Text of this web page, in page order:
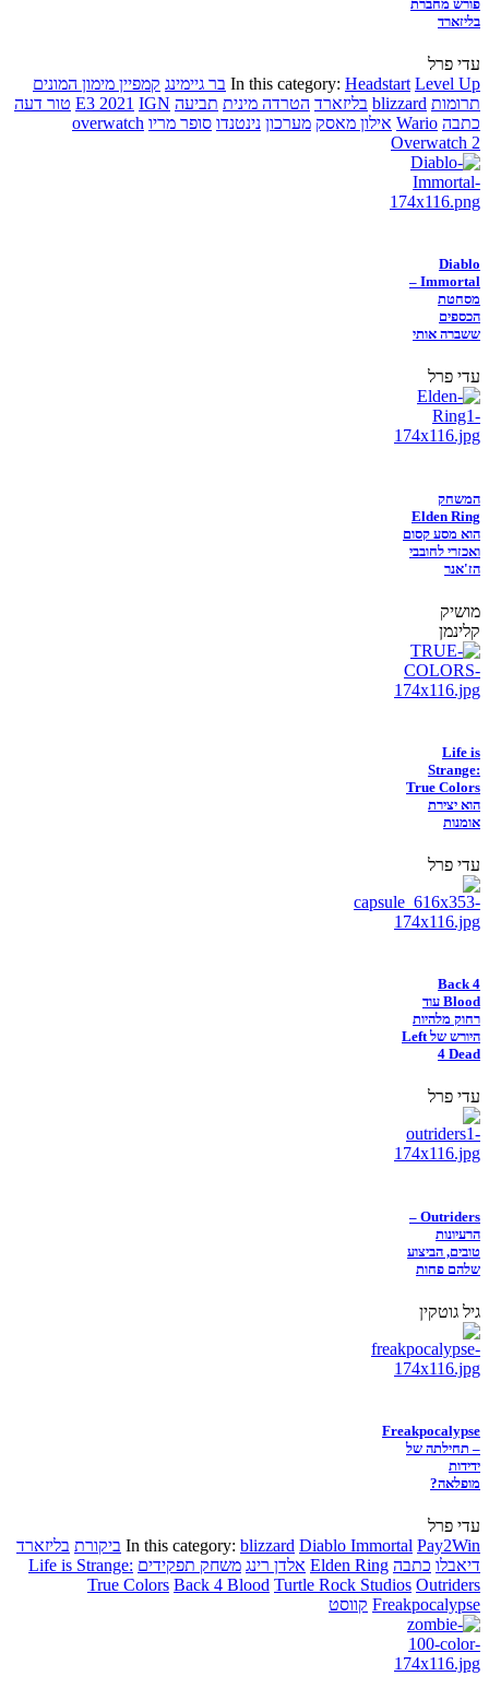
פורש מחברת
בליזארד
עדי פרל
In this category: Headstart Level Up בר גיימינג קמפיין מימון המונים
תרומות blizzard בליזארד הטרדה מינית תביעה E3 2021 IGN
טור דעה
כתבה Wario אילון מאסק מערכון נינטנדו סופר מריו overwatch
Overwatch 2
Diablo
Immortal –
מסחטת
הכספים
ששברה אותי
עדי פרל
המשחק
Elden Ring
הוא מסע קסום
ואכזרי לחובבי
הז'אנר
מושיק
קלינמן
Life is
Strange:
True Colors
הוא יצירת
אומנות
עדי פרל
Back 4
Blood עוד
רחוק מלהיות
היורש של Left
4 Dead
עדי פרל
Outriders –
הרעיונות
טובים, הביצוע
שלהם פחות
גיל גוטקין
Freakpocalypse
– תחילתה של
ידידות
מופלאה?
עדי פרל
In this category: blizzard Diablo Immortal Pay2Win ביקורת בליזארד
דיאבלו כתבה Elden Ring אלדן רינג משחק תפקידים Life is Strange:
True Colors Back 4 Blood Turtle Rock Studios Outriders
Freakpocalypse קווסט